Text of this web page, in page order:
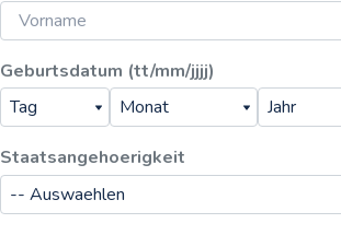
Geburtsdatum (tt/mm/jjjj)
Staatsangehoerigkeit